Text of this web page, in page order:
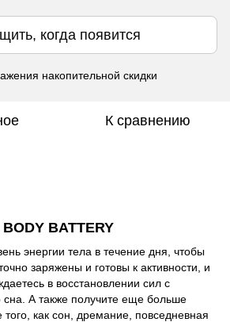
когда появится
накопительной скидки
К сравнению
BATTERY
энергии тела в течение дня, чтобы
заряжены и готовы к активности, и
в восстановлении сил с
А также получите еще больше
как сон, дремание, повседневная